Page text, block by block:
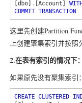
[dbo] . [Account]
COMMIT TRANSACTION
这里先创建Partition
上创建聚集索引并按
2.在表有索引的情况下：
如果原先没有聚集索引：